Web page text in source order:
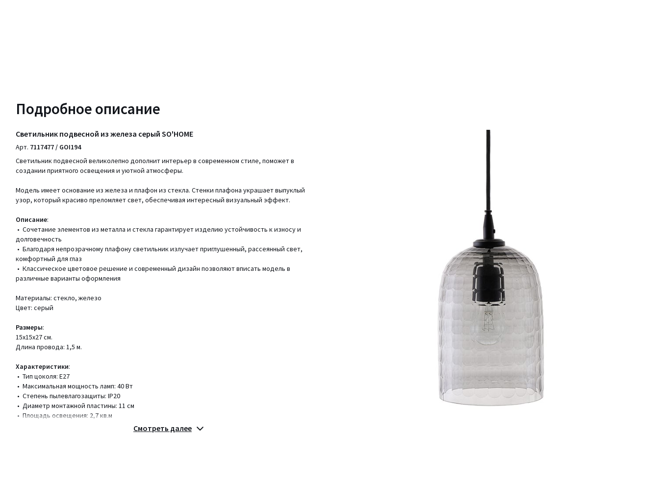
Подробное описание
Светильник подвесной из железа серый SO'HOME
Арт. 7117477 / GOI194
Светильник подвесной великолепно дополнит интерьер в современном стиле, поможет в
создании приятного освещения и уютной атмосферы.
Модель имеет основание из железа и плафон из стекла. Стенки плафона украшает выпуклый
узор, который красиво преломляет свет, обеспечивая интересный визуальный эффект.
Описание:
• Сочетание элементов из металла и стекла гарантирует изделию устойчивость к износу и
долговечность
• Благодаря непрозрачному плафону светильник излучает приглушенный, рассеянный свет,
комфортный для глаз
• Классическое цветовое решение и современный дизайн позволяют вписать модель в
различные варианты оформления
Материалы: стекло, железо
Цвет: серый
Размеры:
15х15х27 см.
Длина провода: 1,5 м.
Характеристики:
• Тип цоколя: Е27
• Максимальная мощность ламп: 40 Вт
• Степень пылевлагозащиты: IP20
• Диаметр монтажной пластины: 11 см
• Площадь освещения: 2,7 кв.м
Смотреть далее